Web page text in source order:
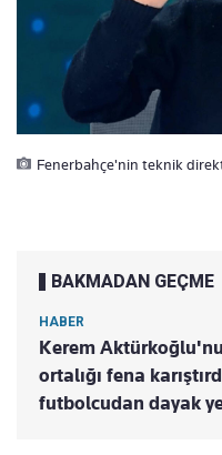
Fenerbahçe'nin teknik
BAKMADAN GEÇME
HABER
Kerem
ortalığı fena
futbolcudan dayak